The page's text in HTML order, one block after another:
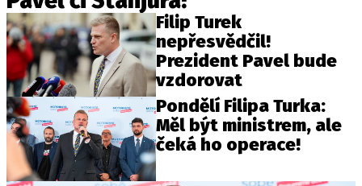
Filip Turek
nepřesvědčil!
Prezident Pavel bude
vzdorovat
Pondělí Filipa Turka:
Měl být ministrem, ale
čeká ho operace!